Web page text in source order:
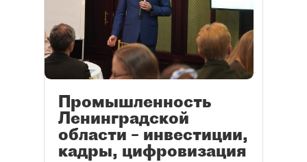
Промышленность
Ленинградской
области – инвестиции,
кадры, цифровизация